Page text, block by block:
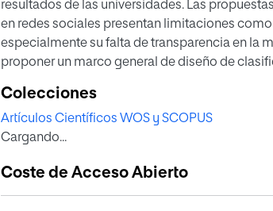
resultados de las universidades. Las
en redes sociales presentan limitaciones
especialmente su falta de transparencia en la
proponer un marco general de diseño de
Facebook, LinkedIn y YouTube). El marco
taxonomía de criterios, la selección de los
construcción de distintos tipos de indicadores
esas redes, Twitter y LinkedIn.
Colecciones
Artículos Científicos WOS y SCOPUS
Cargando...
Coste de Acceso Abierto